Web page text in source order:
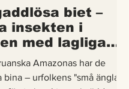
biet –
insekten i
med lagliga
Amazonas har de
bina – urfolkens "små änglar"